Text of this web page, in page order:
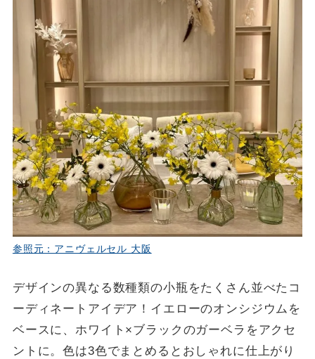
参照元：アニヴェルセル 大阪
デザインの異なる数種類の小瓶をたくさん並べたコ
ーディネートアイデア！イエローのオンシジウムを
ベースに、ホワイト×ブラックのガーベラをアクセ
ントに。色は3色でまとめるとおしゃれに仕上がり